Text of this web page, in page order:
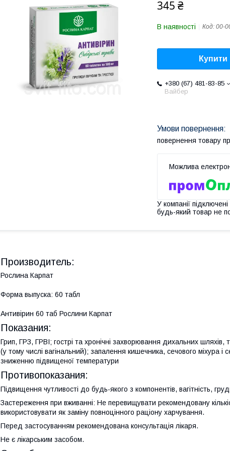
345 ₴
В наявності Код: 00-
Купити
+380 (67) 481-83-85
Вайбер
повернення товару
У компанії
будь-який товар не
Производитель:
Рослина Карпат
Форма выпуска: 60 табл
Антивірин 60 таб Рослини Карпат
Показания:
Грип, ГРЗ, ГРВІ; гострі та хронічні захворювання дихальних
(у тому числі вагінальний); запалення кишечника, сечового міхура і
зниженню підвищеної температури
Противопоказания:
Підвищення чутливості до будь-якого з компонентів, вагітність,
Застереження при вживанні: Не перевищувати рекомендовану
використовувати як заміну повноцінного раціону харчування.
Перед застосуванням рекомендована консультація лікаря.
Не є лікарським засобом.